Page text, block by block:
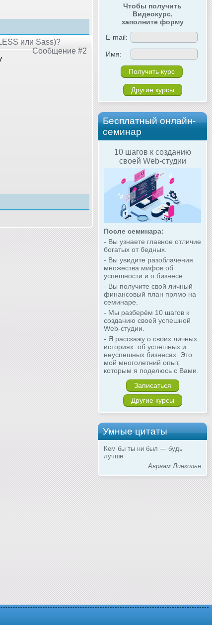
Чтобы получить
Видеокурс,
заполните форму
E-mail:
Имя:
Другие курсы
Бесплатный онлайн-
семинар
10 шагов к созданию
своей Web-студии
После семинара:
- Вы узнаете главное отличие
богатых от бедных.
- Вы увидите разоблачения
множества мифов об
успешности и о бизнесе.
- Вы получите свой личный
финансовый план прямо на
семинаре.
- Мы разберём 10 шагов к
созданию своей успешной
Web-студии.
- Я расскажу о своих личных
историях: об успешных и
неуспешных бизнесах. Это
мой многолетний опыт,
которым я поделюсь с Вами.
Записаться
Другие курсы
Умные цитаты
Кем бы ты ни был — будь
лучше.
Авраам Линкольн
или Sass)?
Сообщение #2